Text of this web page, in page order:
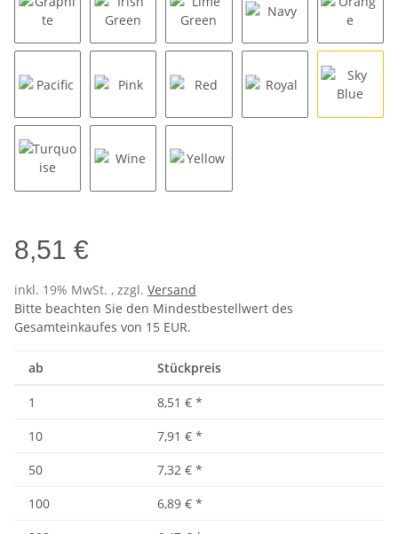
Graphite Irish Green Lime Green Navy Orange
Pacific Pink Red
8,51 €
inkl. 19% MwSt. , zzgl. Versand
Bitte beachten Sie den Mindestbestellwert des
Gesamteinkaufes von 15 EUR.
ab Stückpreis
1 8,51 € *
10
7,91 € *
50
7,32 € *
100
6,89 € *